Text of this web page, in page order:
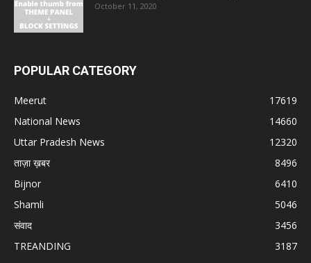
October 11, 2020
POPULAR CATEGORY
Meerut
17619
National News
14660
Uttar Pradesh News
12320
ताज़ा ख़बर
8496
Bijnor
6410
Shamli
5046
संवाद
3456
TREANDING
3187